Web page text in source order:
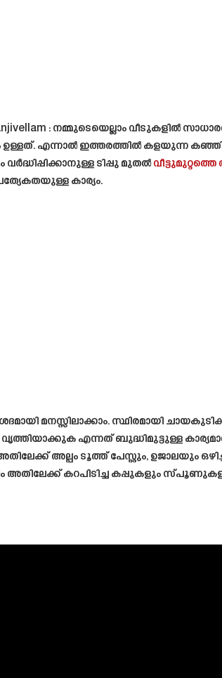
: നമ്മുടെയെല്ലാം വീടുകളിൽ
എന്നാൽ ഇത്തരത്തിൽ കളയുന്ന
ടിപ്പു മുതൽ
കാര്യം.
മനസ്സിലാക്കാം. സ്ഥിരമായി
വൃത്തിയാക്കുക എന്നത് ബുദ്ധിമുട്ടുള്ള
അല്പം ടൂത്ത് പേസ്റ്റും, ഉജാലയും
അതിലേക്ക് കറപിടിച്ച കപ്പുകളും